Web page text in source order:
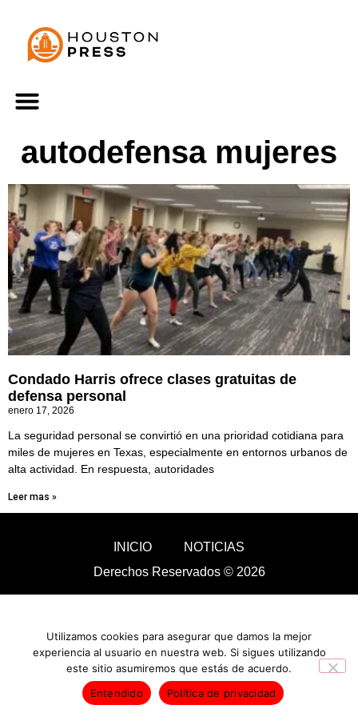
autodefensa mujeres
Condado Harris ofrece clases gratuitas de
defensa personal
enero 17, 2026
La seguridad personal se convirtió en una prioridad cotidiana para
miles de mujeres en Texas, especialmente en entornos urbanos de
alta actividad. En respuesta, autoridades
Leer mas »
INICIO
NOTICIAS
Derechos Reservados © 2026
Utilizamos cookies para asegurar que damos la mejor
experiencia al usuario en nuestra web. Si sigues utilizando
este sitio asumiremos que estás de acuerdo.
Entendido
Política de privacidad